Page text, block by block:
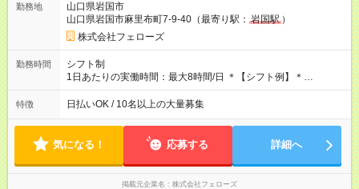
たいという人もいると思います。このあたりは柔軟に対応する
ので、お気軽にご相談ください！ ※2ヶ月の試用期間がありま
す。その間の給与・待遇に変更はありません。 【試用期間】試
用期間あり 試用期間の長さ：2ヶ月 雇用形態、給与は本採用時
と同じです。
勤務地
山口県岩国市
山口県岩国市麻里布町7-9-40（最寄り駅： 岩国駅 ）
株式会社フェローズ
勤務時間
シフト制
1日あたりの実働時間：最大8時間/日 ＊【シフト例】＊
(1) 10:00～19:00 (2) 11:00～20:00 (3) 12:00～21:00 など ◎
いずれも実働8時間・休憩1時間です。中抜けシフトなどはあり
たい」などあれば相談に応じますのでおっしゃってください！
特徴 日払いOK / 10名以上の大量募集
気になる！ 応募する 詳細へ
掲載元企業名 株式会社フェローズ